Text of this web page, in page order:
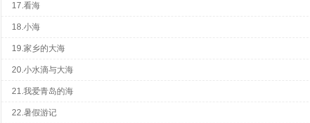
17.看海
18.小海
19.家乡的大海
20.小水滴与大海
21.我爱青岛的海
22.暑假游记